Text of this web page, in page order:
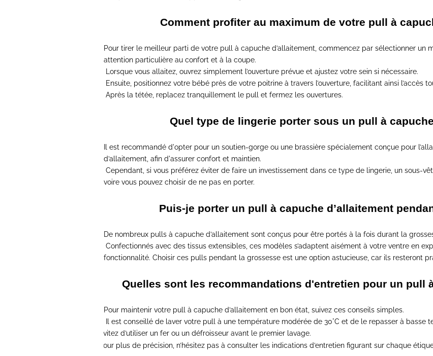
Comment profiter au maximum de votre pull à
Pour tirer le meilleur parti de votre pull à capuche d’allaitement, commencez par sélectionner un
attention particulière au confort et à la coupe.
Lorsque vous allaitez, ouvrez simplement l’ouverture prévue et ajustez votre sein si nécessaire.
Ensuite, positionnez votre bébé près de votre poitrine à travers l’ouverture , facilitant ainsi l’accès
Après la tétée , replacez tranquillement le pull et fermez les ouvertures.
Quel type de lingerie porter sous un pull à
Il est recommandé d'opter pour un soutien-gorge ou une brassière spécialement conçue pour
d’allaitement, afin d'assurer confort et maintien.
Cependant, si vous préférez éviter de faire un investissement dans ce type de lingerie, un sous-
voire vous pouvez choisir de ne pas en porter.
Puis-je porter un pull à capuche d’allaitement
De nombreux pulls à capuche d’allaitement sont conçus pour être portés à la fois durant la
Confectionnés avec des tissus extensibles, ces modèles s’adaptent aisément à votre ventre en
fonctionnalité. Choisir ces pulls pendant la grossesse est une option astucieuse, car ils resteront
Quelles sont les recommandations d'entretien pour un pull
Pour maintenir votre pull à capuche d’allaitement en bon état , suivez ces conseils simples.
Il est conseillé de laver votre pull à une température modérée de 30°C et de le repasser à basse
Évitez d’utiliser un fer ou un défroisseur avant le premier lavage.
Pour plus de précision, n’hésitez pas à consulter les indications d’entretien figurant sur chaque